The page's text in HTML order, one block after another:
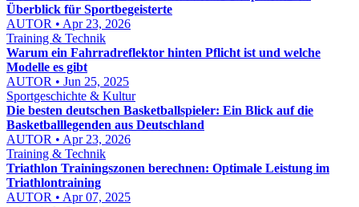
Überblick für Sportbegeisterte
AUTOR • Apr 23, 2026
Training & Technik
Warum ein Fahrradreflektor hinten Pflicht ist und welche
Modelle es gibt
AUTOR • Jun 25, 2025
Sportgeschichte & Kultur
Die besten deutschen Basketballspieler: Ein Blick auf die
Basketballlegenden aus Deutschland
AUTOR • Apr 23, 2026
Training & Technik
Triathlon Trainingszonen berechnen: Optimale Leistung im
Triathlontraining
AUTOR • Apr 07, 2025